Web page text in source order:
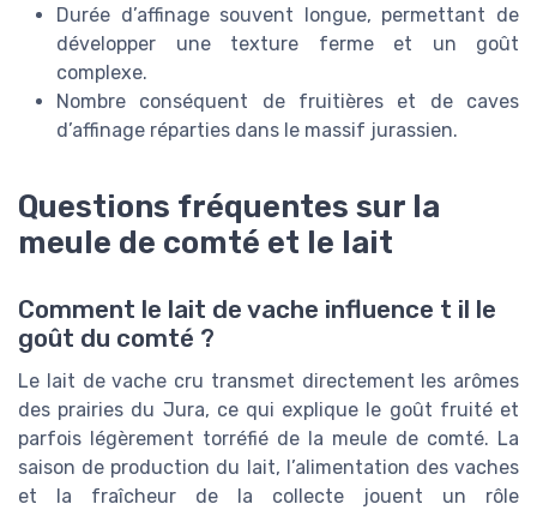
Durée d’affinage souvent longue, permettant de
développer une texture ferme et un goût
complexe.
Nombre conséquent de fruitières et de caves
d’affinage réparties dans le massif jurassien.
Questions fréquentes sur la
meule de comté et le lait
Comment le lait de vache influence t il le
goût du comté ?
Le lait de vache cru transmet directement les arômes
des prairies du Jura, ce qui explique le goût fruité et
parfois légèrement torréfié de la meule de comté. La
saison de production du lait, l’alimentation des vaches
et la fraîcheur de la collecte jouent un rôle